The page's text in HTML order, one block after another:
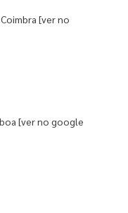
[ver no
[ver no google